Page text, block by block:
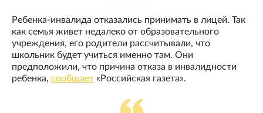
Ребенка-инвалида отказались принимать в лицей. Так
как семья живет недалеко от образовательного
учреждения, его родители рассчитывали, что
школьник будет учиться именно там. Они
предположили, что причина отказа в инвалидности
ребенка, сообщает «Российская газета».